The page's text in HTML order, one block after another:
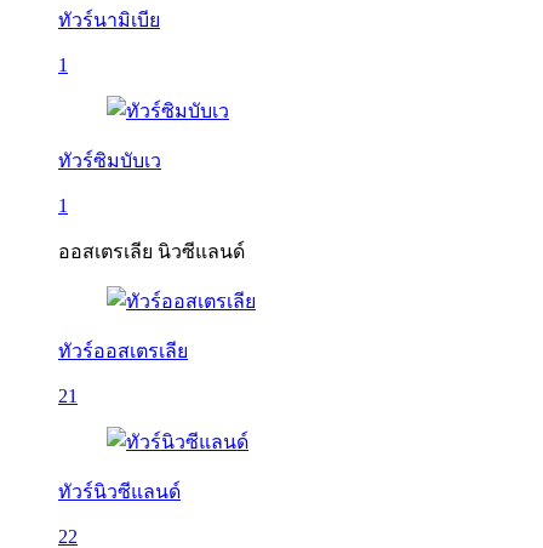
ทัวร์นามิเบีย
1
ทัวร์ซิมบับเว
1
ออสเตรเลีย นิวซีแลนด์
ทัวร์ออสเตรเลีย
21
ทัวร์นิวซีแลนด์
22